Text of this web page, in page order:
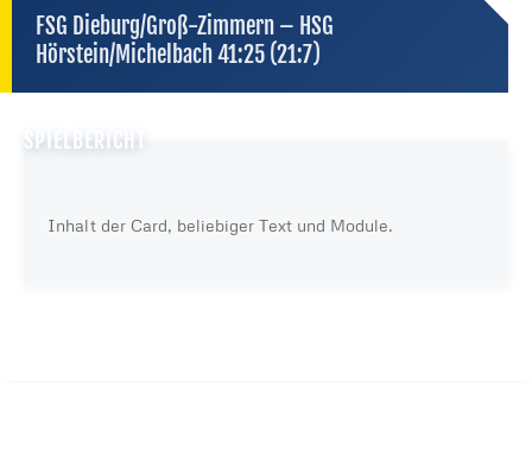
FSG Dieburg/Groß-Zimmern – HSG
Hörstein/Michelbach 41:25 (21:7)
SPIELBERICHT
Inhalt der Card, beliebiger Text und Module.
kein heimlicher Datenaustausch sonst wohin